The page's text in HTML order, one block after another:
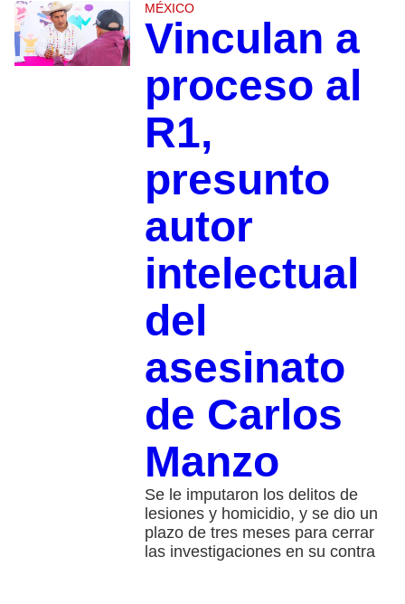
MÉXICO
Vinculan a
proceso al
R1,
presunto
autor
intelectual
del
asesinato
de Carlos
Manzo
Se le imputaron los delitos de
lesiones y homicidio, y se dio un
plazo de tres meses para cerrar
las investigaciones en su contra